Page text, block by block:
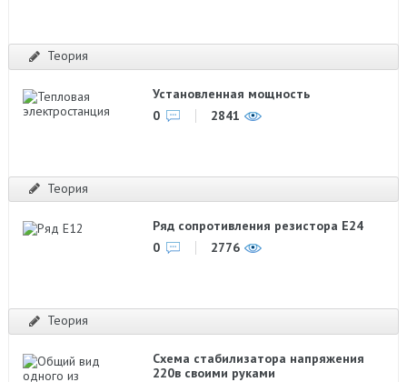
Теория
Установленная мощность
0
2841
Теория
Ряд сопротивления резистора Е24
0
2776
Теория
Схема стабилизатора напряжения
220в своими руками